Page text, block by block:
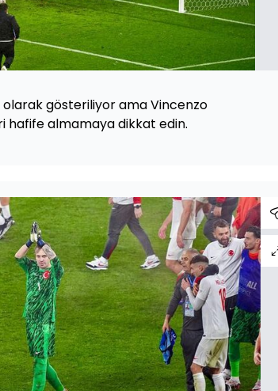
olarak gösteriliyor ama Vincenzo
hafife almamaya dikkat edin.